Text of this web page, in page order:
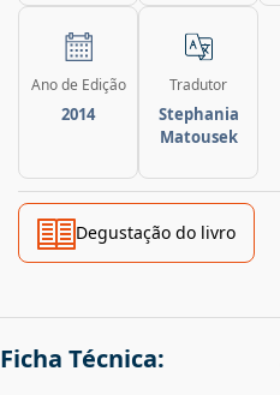
Ano de Edição
2014
Tradutor
Stephania
Matousek
Degustação do livro
Ficha Técnica: